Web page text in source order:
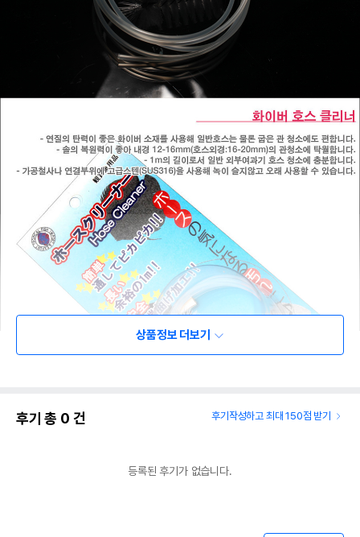
상품정보 더보기
후기 총 0 건 후기작성하고 최대 150점 받기
등록된 후기가 없습니다.